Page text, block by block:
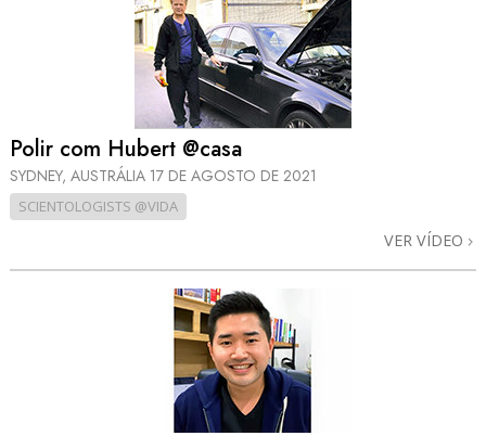
Polir com Hubert @casa
SYDNEY, AUSTRÁLIA 17 DE AGOSTO DE 2021
SCIENTOLOGISTS @VIDA
VER VÍDEO